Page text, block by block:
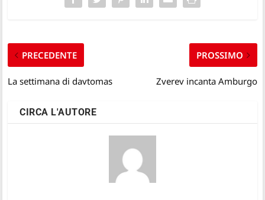
PRECEDENTE
La settimana di davtomas
PROSSIMO
Zverev incanta Amburgo
CIRCA L'AUTORE